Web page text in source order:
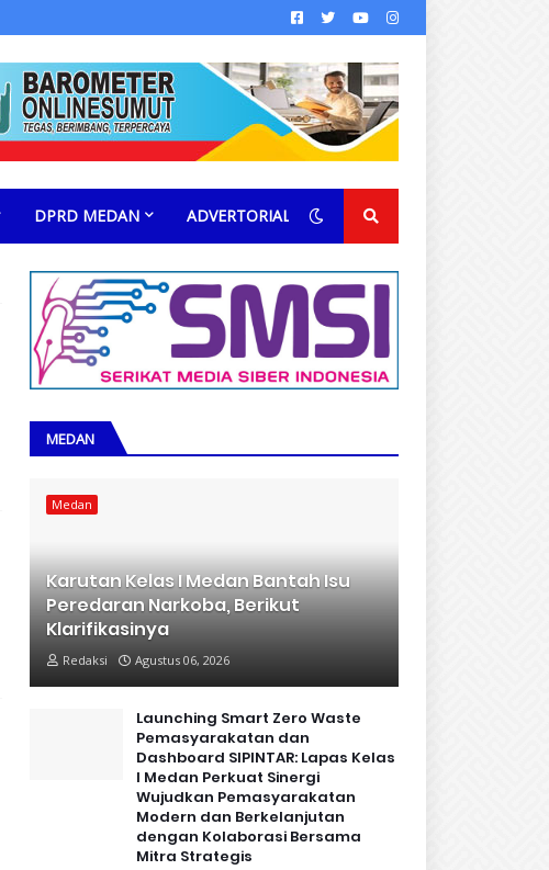
DPRD MEDAN ADVERTORIAL
MEDAN
Medan
Karutan Kelas I Medan Bantah Isu
Peredaran Narkoba, Berikut
Klarifikasinya
Redaksi Agustus 06, 2026
Launching Smart Zero Waste
Pemasyarakatan dan
Dashboard SIPINTAR: Lapas Kelas
I Medan Perkuat Sinergi
Wujudkan Pemasyarakatan
Modern dan Berkelanjutan
dengan Kolaborasi Bersama
Mitra Strategis